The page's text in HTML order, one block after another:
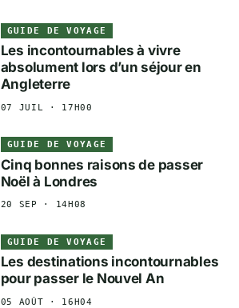
GUIDE DE VOYAGE
Les incontournables à vivre
absolument lors d’un séjour en
Angleterre
07 JUIL · 17H00
GUIDE DE VOYAGE
Cinq bonnes raisons de passer
Noël à Londres
20 SEP · 14H08
GUIDE DE VOYAGE
Les destinations incontournables
pour passer le Nouvel An
05 AOÛT · 16H04